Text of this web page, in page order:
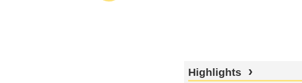
Highlights